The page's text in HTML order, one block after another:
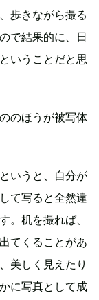
歩きながら撮る
で結果的に、日
いうことだと思
のほうが被写体
いうと、自分が
て写ると全然違
。机を撮れば、
てくることがあ
美しく見えたり
に写真として成